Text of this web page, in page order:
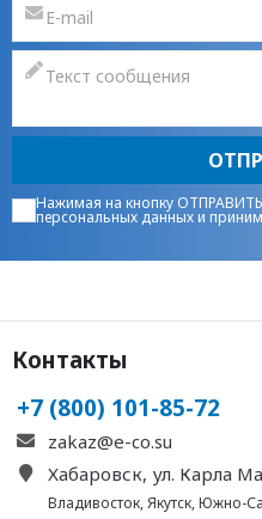
Нажимая на кнопку
персональных данныхи
Контакты
+7 (800) 101-85-72
zakaz@e-co.su
Хабаровск, ул. Карла
Владивосток,Якутск,Южно-